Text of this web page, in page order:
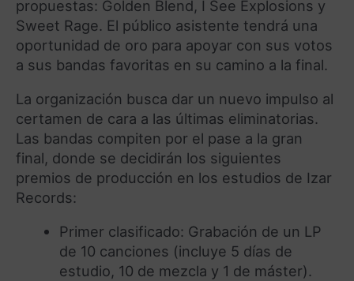
propuestas: Golden Blend, I See Explosions y
Sweet Rage. El público asistente tendrá una
oportunidad de oro para apoyar con sus votos
a sus bandas favoritas en su camino a la final.
La organización busca dar un nuevo impulso al
certamen de cara a las últimas eliminatorias.
Las bandas compiten por el pase a la gran
final, donde se decidirán los siguientes
premios de producción en los estudios de Izar
Records:
Primer clasificado: Grabación de un LP
de 10 canciones (incluye 5 días de
estudio, 10 de mezcla y 1 de máster).